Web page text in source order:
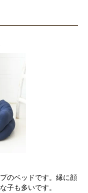
のベッドです。縁に顔
子も多いです。